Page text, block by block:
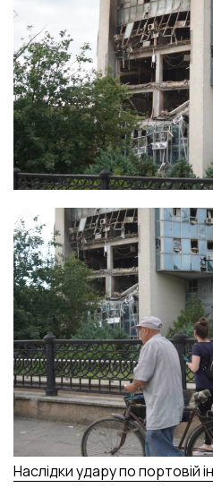
Наслідки удару по портовій